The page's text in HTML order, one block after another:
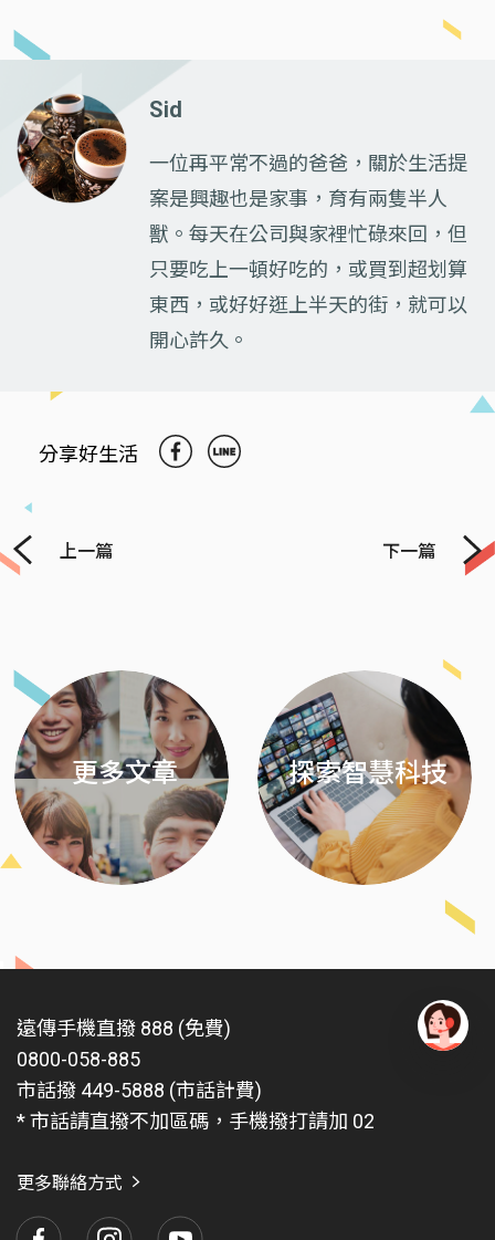
Sid
一位再平常不過的爸爸，關於生活提
案是興趣也是家事，育有兩隻半人
獸。每天在公司與家裡忙碌來回，但
只要吃上一頓好吃的，或買到超划算
東西，或好好逛上半天的街，就可以
開心許久。
分享好生活
上一篇 下一篇
更多文章 探索智慧科技
遠傳手機直撥 888 (免費)
0800-058-885
市話撥 449-5888 (市話計費)
* 市話請直撥不加區碼，手機撥打請加 02
更多聯絡方式